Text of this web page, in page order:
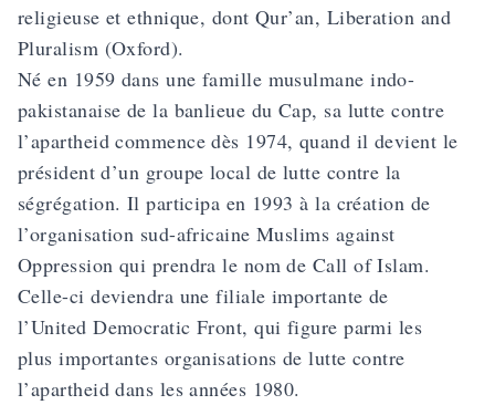
religieuse et ethnique, dont Qur’an, Liberation and
Pluralism (Oxford).
Né en 1959 dans une famille musulmane indo-
pakistanaise de la banlieue du Cap, sa lutte contre
l’apartheid commence dès 1974, quand il devient le
président d’un groupe local de lutte contre la
ségrégation. Il participa en 1993 à la création de
l’organisation sud-africaine Muslims against
Oppression qui prendra le nom de Call of Islam.
Celle-ci deviendra une filiale importante de
l’United Democratic Front, qui figure parmi les
plus importantes organisations de lutte contre
l’apartheid dans les années 1980.